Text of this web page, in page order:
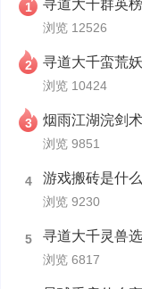
浏览 12526
浏览 10424
浏览 9851
浏览 9230
浏览 6817
1
2
3
4
5